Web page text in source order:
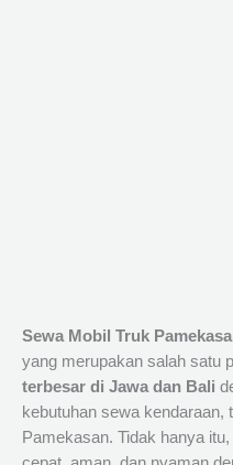
Sewa Mobil Truk
yang merupakan salah satu
terbesar di Jawa dan Bali
kebutuhan sewa kendaraan,
Pamekasan. Tidak hanya